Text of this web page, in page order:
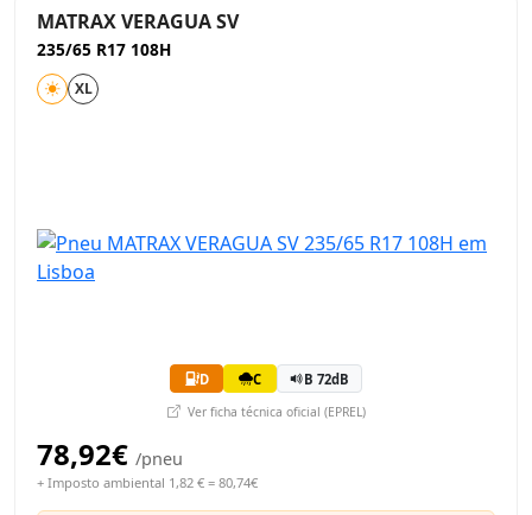
MATRAX VERAGUA SV
235/65 R17 108H
XL
D C B 72dB
Ver ficha técnica oficial (EPREL)
78,92€ /pneu
+ Imposto ambiental 1,82 € = 80,74€